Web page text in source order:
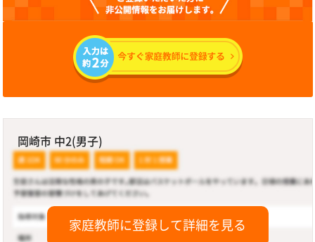
岡崎市 中2(男子)
家庭教師に登録して詳細を見る